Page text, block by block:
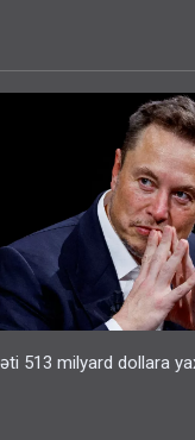
513 milyard dollara